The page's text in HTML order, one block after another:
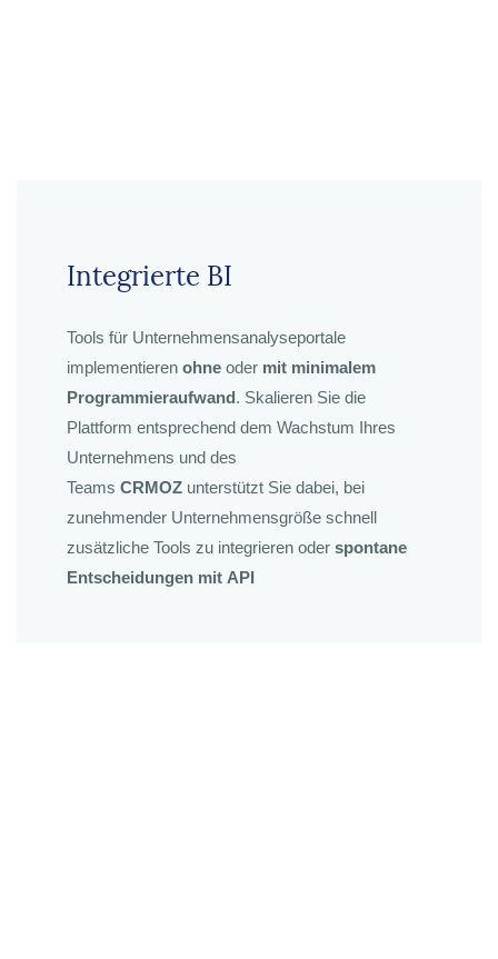
Integrierte BI
Tools für Unternehmensanalyseportale
implementieren ohne oder mit minimalem
Programmieraufwand. Skalieren Sie die
Plattform entsprechend dem Wachstum Ihres
Unternehmens und des
Teams CRMOZ unterstützt Sie dabei, bei
zunehmender Unternehmensgröße schnell
zusätzliche Tools zu integrieren oder spontane
Entscheidungen mit API